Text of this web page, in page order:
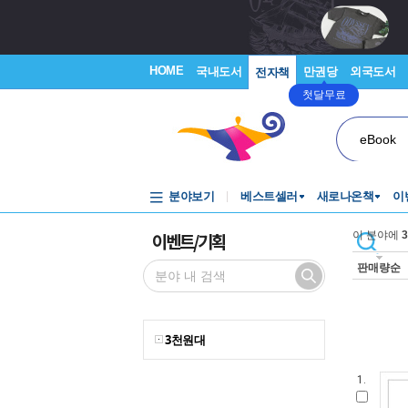
HOME 국내도서 전자책 만권당
첫달무료
외국도서
eBook
분야보기 베스트셀러 새로나온책 이
이벤트/기획
3천원대
이 분야에
판매량순
1.